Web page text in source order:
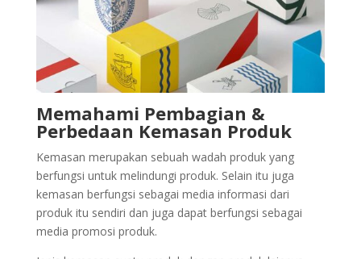
Memahami Pembagian &
Perbedaan Kemasan Produk
Kemasan merupakan sebuah wadah produk yang
berfungsi untuk melindungi produk. Selain itu juga
kemasan berfungsi sebagai media informasi dari
produk itu sendiri dan juga dapat berfungsi sebagai
media promosi produk.